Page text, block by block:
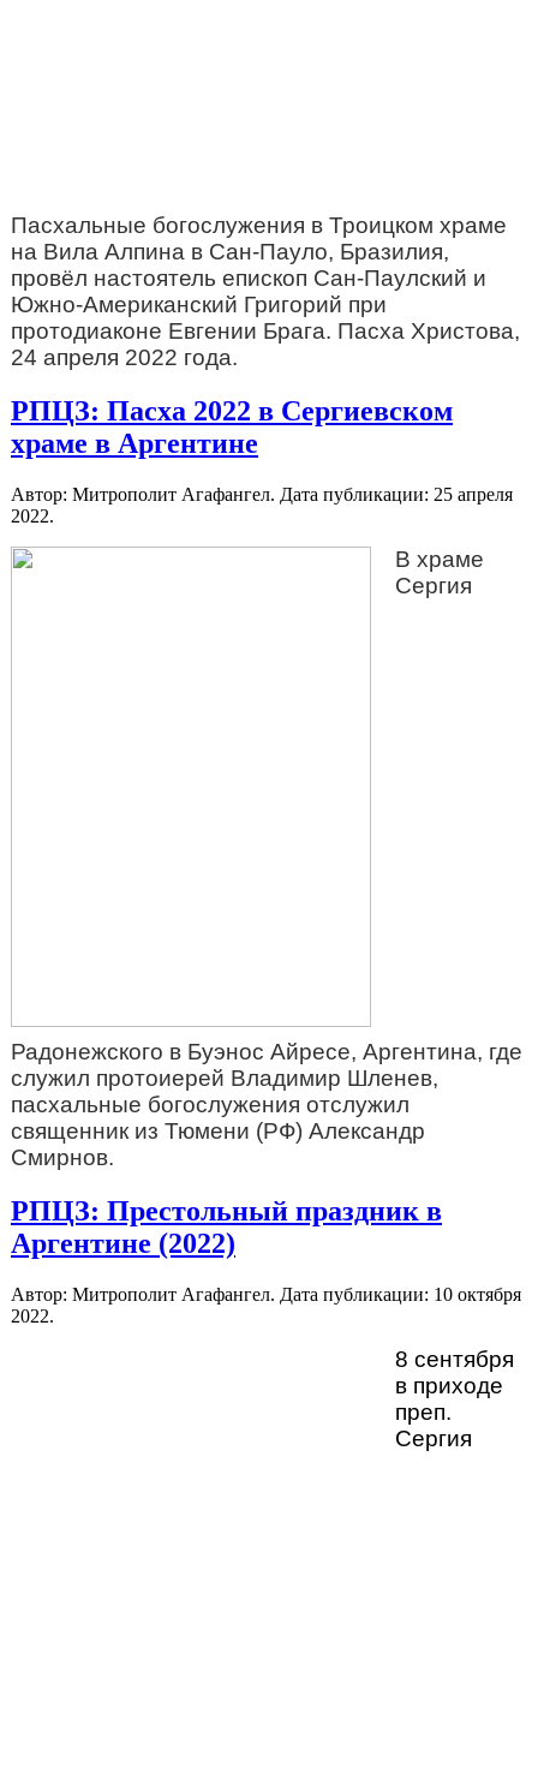
Пасхальные богослужения в Троицком храме
на Вила Алпина в Сан-Пауло, Бразилия,
провёл настоятель епископ Сан-Паулский и
Южно-Американский Григорий при
протодиаконе Евгении Брага. Пасха Христова,
24 апреля 2022 года.
РПЦЗ: Пасха 2022 в Сергиевском
храме в Аргентине
Автор: Митрополит Агафангел. Дата публикации: 25 апреля
2022.
В храме
Сергия
Радонежского в Буэнос Айресе, Аргентина, где
служил протоиерей Владимир Шленев,
пасхальные богослужения отслужил
священник из Тюмени (РФ) Александр
Смирнов.
РПЦЗ: Престольный праздник в
Аргентине (2022)
Автор: Митрополит Агафангел. Дата публикации: 10 октября
2022.
8 сентября
в приходе
преп.
Сергия